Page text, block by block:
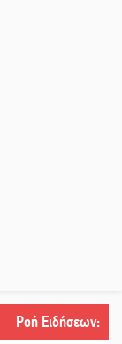
Ροή Ειδήσεων: